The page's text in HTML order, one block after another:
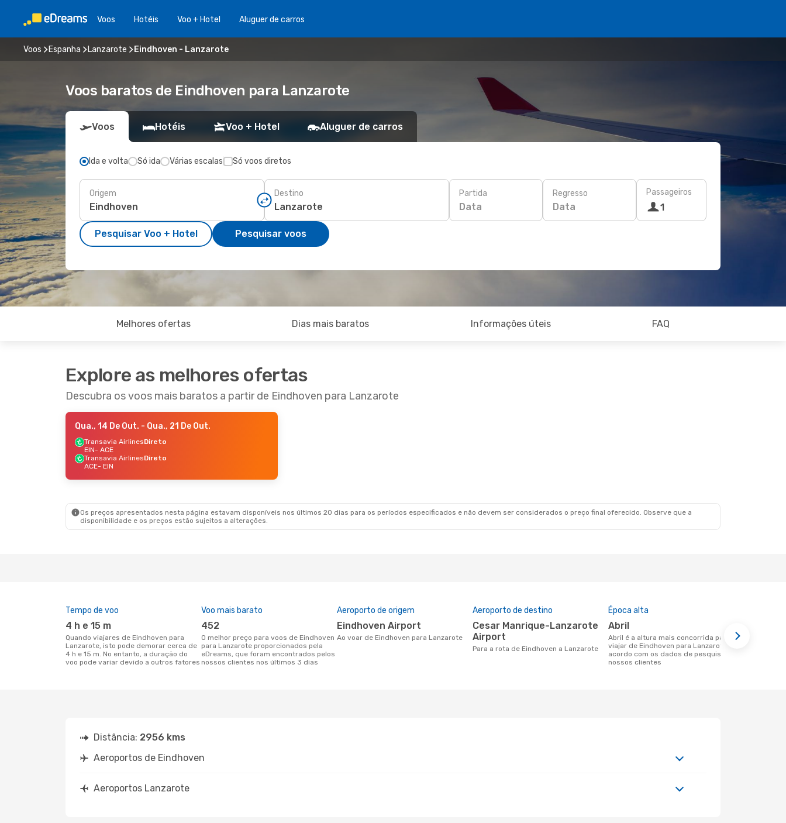
Voos Hotéis Voo + Hotel Aluguer de carros
Voos Espanha Lanzarote Eindhoven - Lanzarote
Voos baratos de Eindhoven para Lanzarote
Voos Hotéis Voo + Hotel Aluguer de carros
Ida e volta Só ida Várias escalas Só voos diretos
Origem Destino Partida
Data
Regresso
Data
Passageiros
1
Pesquisar Voo + Hotel Pesquisar voos
Melhores ofertas Dias mais baratos Informações úteis FAQ
Explore as melhores ofertas
Descubra os voos mais baratos a partir de Eindhoven para Lanzarote
Qua., 14 De Out. - Qua., 21 De Out.
Transavia AirlinesDireto
EIN- ACE
Transavia AirlinesDireto
ACE- EIN
Os preços apresentados nesta página estavam disponíveis nos últimos 20 dias para os períodos especificados e não devem ser considerados o preço final oferecido. Observe que a
disponibilidade e os preços estão sujeitos a alterações.
Tempo de voo
4 h e 15 m
Quando viajares de Eindhoven para
Lanzarote, isto pode demorar cerca de
4 h e 15 m. No entanto, a duração do
voo pode variar devido a outros fatores
Voo mais barato
452
O melhor preço para voos de Eindhoven
para Lanzarote proporcionados pela
eDreams, que foram encontrados pelos
nossos clientes nos últimos 3 dias
Aeroporto de origem
Eindhoven Airport
Ao voar de Eindhoven para Lanzarote
Aeroporto de destino
Cesar Manrique-Lanzarote
Airport
Para a rota de Eindhoven a Lanzarote
Época alta
abril
abril é a altura mais concorrida para
viajar de Eindhoven para Lanzarote de
acordo com os dados de pesquisa dos
nossos clientes
Distância: 2956 kms
Aeroportos de Eindhoven
Aeroportos Lanzarote